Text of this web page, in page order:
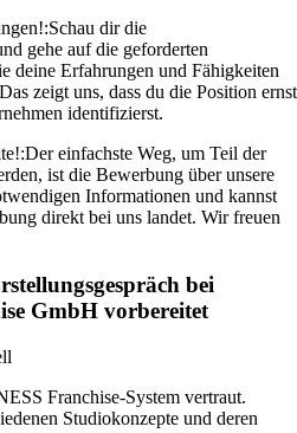
Schau dir die
gehe auf die geforderten
deine Erfahrungen und Fähigkeiten
zeigt uns, dass du die Position ernst
identifizierst.
Der einfachste Weg, um Teil der
ist die Bewerbung über unsere
Informationen und kannst
direkt bei uns landet. Wir freuen
bei
GmbH vorbereitet
Franchise-System vertraut.
Studiokonzepte und deren